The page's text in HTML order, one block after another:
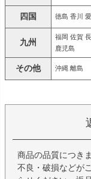
四国 徳島 香川
九州
福岡 佐賀
鹿児島
その他 沖縄 離島
商品の品質につき
不良・破損などが